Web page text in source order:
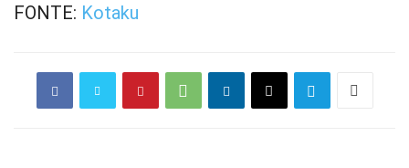
FONTE: Kotaku